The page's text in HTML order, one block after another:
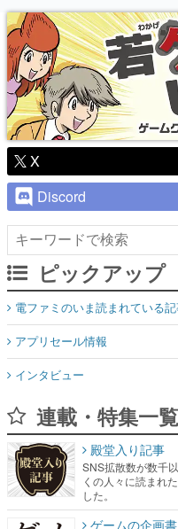
り】
X
Discord
ピックアップ
電ファミのいま読まれている
アプリセール情報
インタビュー
連載・特集一覧
殿堂入り記事
SNS拡散数が数千
くの人々に読まれ
した。
ゲームの企画書